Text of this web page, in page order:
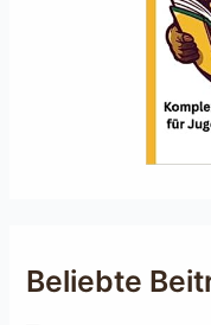
Beliebte